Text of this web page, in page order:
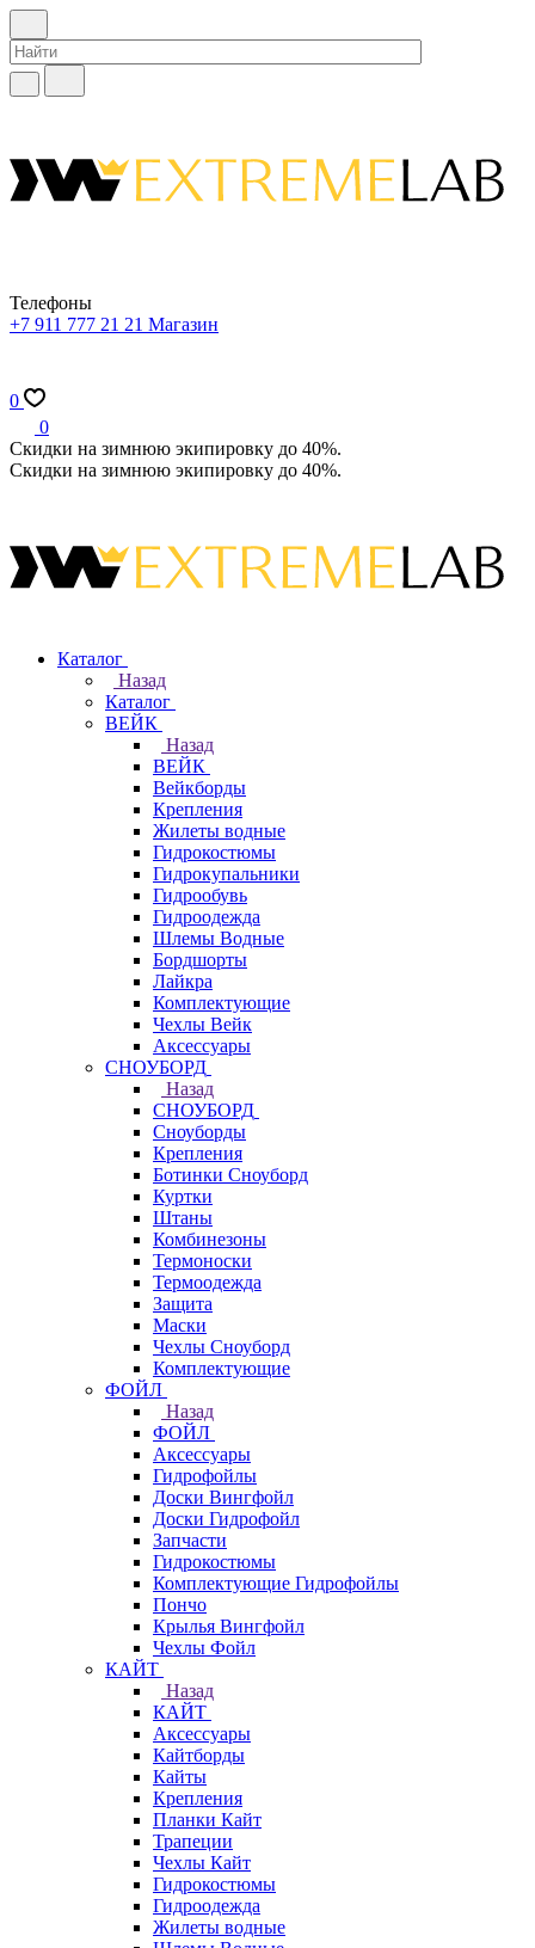
Телефоны
+7 911 777 21 21 Магазин
0
0
Скидки на зимнюю экипировку до 40%.
Скидки на зимнюю экипировку до 40%.
Каталог
Назад
Каталог
ВЕЙК
Назад
ВЕЙК
Вейкборды
Крепления
Жилеты водные
Гидрокостюмы
Гидрокупальники
Гидрообувь
Гидроодежда
Шлемы Водные
Бордшорты
Лайкра
Комплектующие
Чехлы Вейк
Аксессуары
СНОУБОРД
Назад
СНОУБОРД
Сноуборды
Крепления
Ботинки Сноуборд
Куртки
Штаны
Комбинезоны
Термоноски
Термоодежда
Защита
Маски
Чехлы Сноуборд
Комплектующие
ФОЙЛ
Назад
ФОЙЛ
Аксессуары
Гидрофойлы
Доски Вингфойл
Доски Гидрофойл
Запчасти
Гидрокостюмы
Комплектующие Гидрофойлы
Пончо
Крылья Вингфойл
Чехлы Фойл
КАЙТ
Назад
КАЙТ
Аксессуары
Кайтборды
Кайты
Крепления
Планки Кайт
Трапеции
Чехлы Кайт
Гидрокостюмы
Гидроодежда
Жилеты водные